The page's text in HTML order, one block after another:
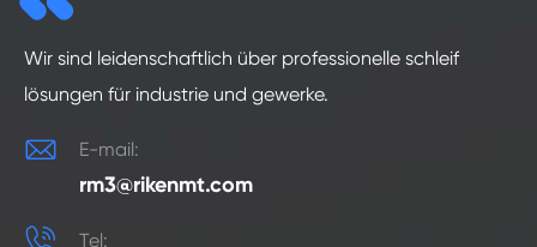
Wir sind leidenschaftlich über professionelle schleif
lösungen für industrie und gewerke.
 E-mail:
rm3@rikenmt.com
 Tel: